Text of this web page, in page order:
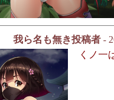
我ら名も無き投稿者 -
くノ一